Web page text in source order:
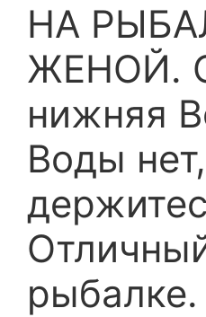
НА
ЖЕНОЙ.
нижняя
Воды
рыбалке.